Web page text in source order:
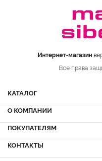
Интернет-магазин
Все права
КАТАЛОГ
Шубы
Шубы из норки
Шубы из куницы
О КОМПАНИИ
Вопрос-ответ
Сервисный центр
ПОКУПАТЕЛЯМ
Акции
Доставка и оплата
КОНТАКТЫ